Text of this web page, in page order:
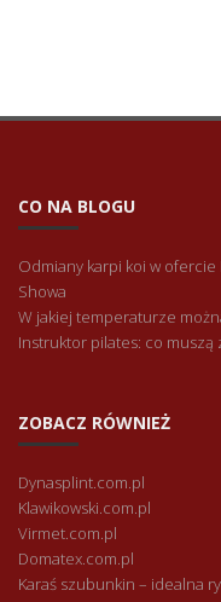
CO NA BLOGU
Odmiany karpi koi w
Showa
W jakiej temperaturze
Instruktor pilates: co
ZOBACZ RÓWNIEŻ
Dynasplint.com.pl
Klawikowski.com.pl
Virmet.com.pl
Domatex.com.pl
Karaś szubunkin – idealna